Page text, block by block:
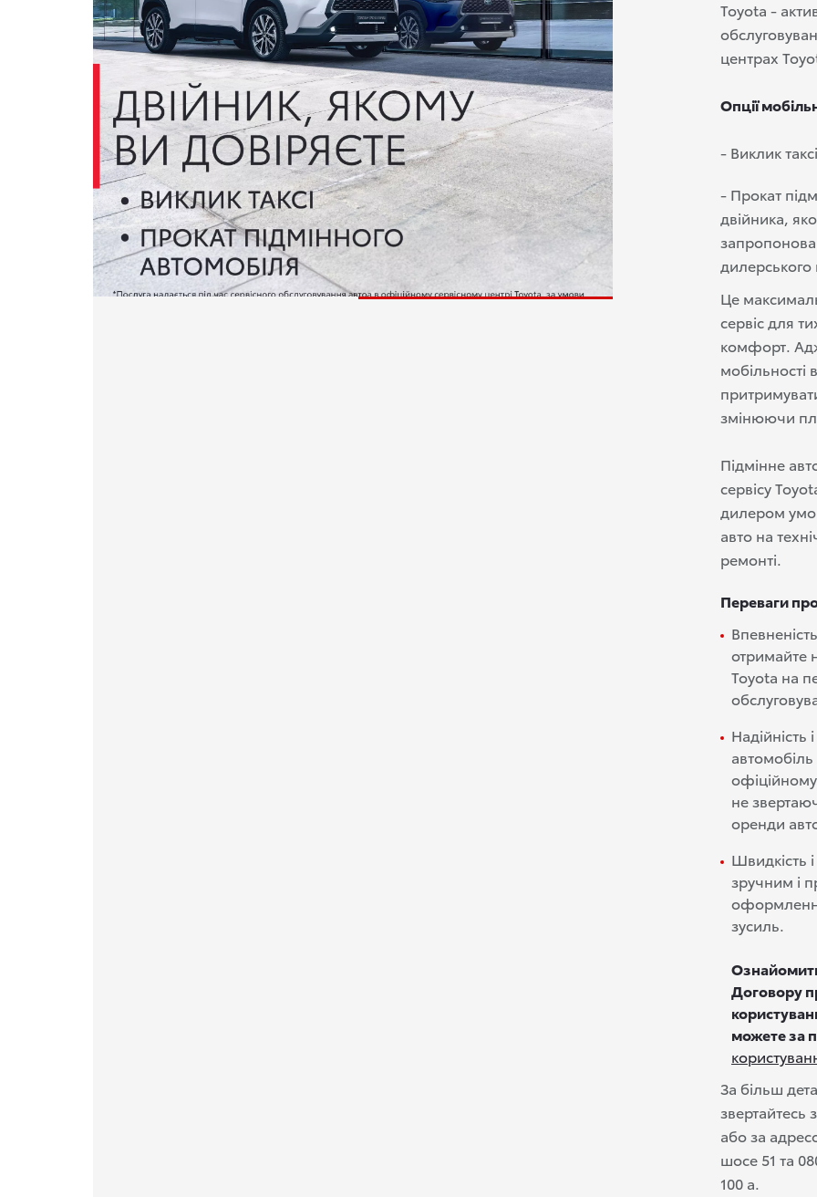
Toyota -
центрах
Опції
- Виклик
- Прокат
двійника,
Це
сервіс для
комфорт.
мобільності
змінюючи
Підмінне
сервісу
дилером
авто на
ремонті.
Переваги
отримайте
Toyota на
Надійність
не
оренди
Швидкість
зручним і
зусиль.
О
Договору
можете за
За більш
звертайтесь
або за
шосе 51 та
100 а.